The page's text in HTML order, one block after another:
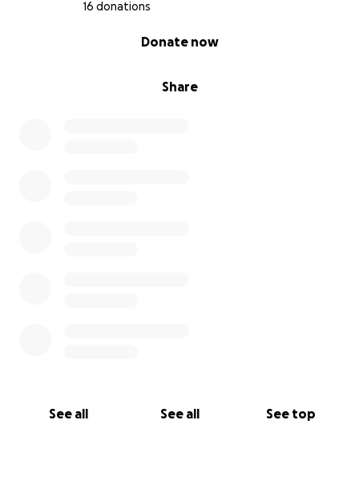
16 donations
Share
Donate now
See all See all See top